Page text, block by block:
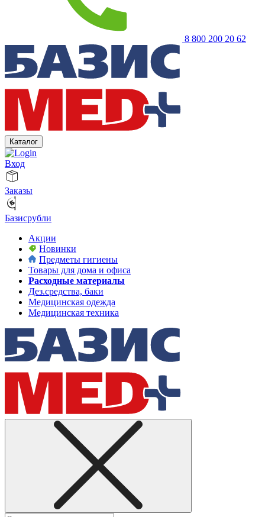
8 800 200 20 62
Каталог
Вход
Заказы
Базисрубли
Акции
Новинки
Предметы гигиены
Товары для дома и офиса
Расходные материалы
Дез.средства, баки
Медицинская одежда
Медицинская техника